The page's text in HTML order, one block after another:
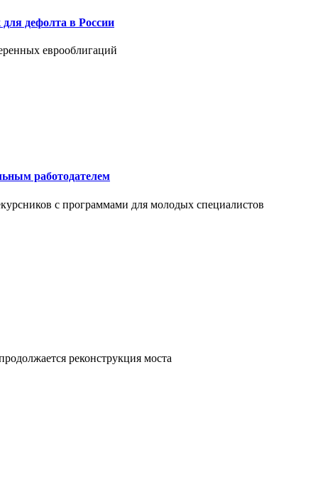
дефолта в России
еврооблигаций
работодателем
с программами для молодых специалистов
реконструкция моста